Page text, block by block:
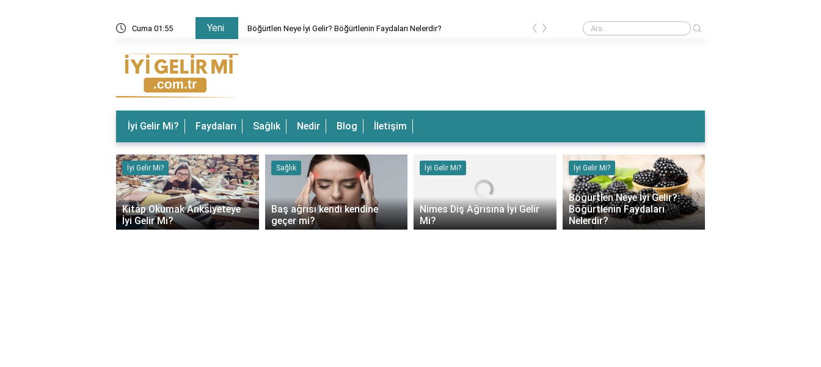
Cuma 01:55 Yeni
Böğürtlenin Faydaları Nelerdir? Böğürtlen Neye İyi Gelir? Böğürtlenin Faydaları Nelerdir? Muz Karın Ağrısına İyi Gelir Mi?
‹ ›
İyi Gelir Mi? Faydaları Sağlık Nedir Blog İletişim
İyi Gelir Mi?
Kitap Okumak Anksiyeteye
İyi Gelir Mi?
Sağlık
Baş ağrısı kendi kendine
geçer mi?
İyi Gelir Mi?
Nimes Diş Ağrısına İyi Gelir
Mi?
İyi Gelir Mi?
Böğürtlen Neye İyi Gelir?
Böğürtlenin Faydaları
Nelerdir?
‹ ›